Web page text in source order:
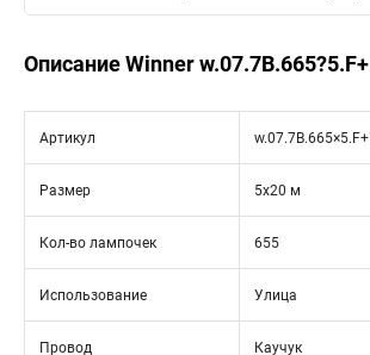
Описание Winner w.07.7В.665?5.F+
Артикул w.07.7В.665×5.F+
Размер 5х20 м
Кол-во лампочек 655
Использование Улица
Провод Каучук